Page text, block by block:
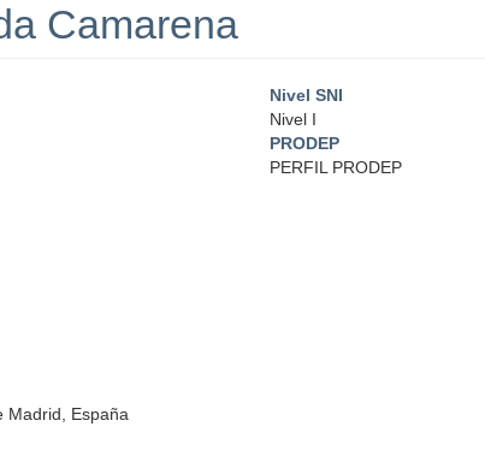
Camarena
Nivel SNI
Nivel I
PRODEP
PERFIL PRODEP
Madrid, España